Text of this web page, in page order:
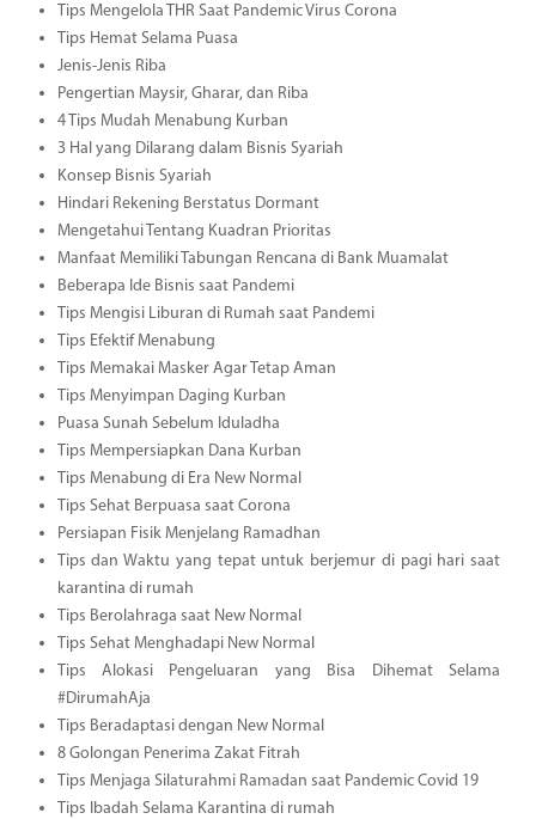
Tips Mengelola THR Saat Pandemic Virus Corona
Tips Hemat Selama Puasa
Jenis-Jenis Riba
Pengertian Maysir, Gharar, dan Riba
4 Tips Mudah Menabung Kurban
3 Hal yang Dilarang dalam Bisnis Syariah
Konsep Bisnis Syariah
Hindari Rekening Berstatus Dormant
Mengetahui Tentang Kuadran Prioritas
Manfaat Memiliki Tabungan Rencana di Bank Muamalat
Beberapa Ide Bisnis saat Pandemi
Tips Mengisi Liburan di Rumah saat Pandemi
Tips Efektif Menabung
Tips Memakai Masker Agar Tetap Aman
Tips Menyimpan Daging Kurban
Puasa Sunah Sebelum Iduladha
Tips Mempersiapkan Dana Kurban
Tips Menabung di Era New Normal
Tips Sehat Berpuasa saat Corona
Persiapan Fisik Menjelang Ramadhan
Tips dan Waktu yang tepat untuk berjemur di pagi hari saat
karantina di rumah
Tips Berolahraga saat New Normal
Tips Sehat Menghadapi New Normal
Tips Alokasi Pengeluaran yang Bisa Dihemat Selama
#DirumahAja
Tips Beradaptasi dengan New Normal
8 Golongan Penerima Zakat Fitrah
Tips Menjaga Silaturahmi Ramadan saat Pandemic Covid 19
Tips Ibadah Selama Karantina di rumah